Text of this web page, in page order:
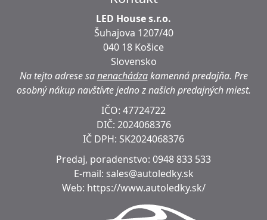
LED House s.r.o.
Šuhajova 1207/40
040 18 Košice
Slovensko
Na tejto adrese sanenachádzakamenná predajňa. Pre
osobný nákup navštívte jedno z našich predajných miest.
IČO: 47724722
DIČ: 2024068376
IČ DPH: SK2024068376
Predaj, poradenstvo: 0948 833 533
E-mail: sales@autoledky.sk
Web: https://www.autoledky.sk/